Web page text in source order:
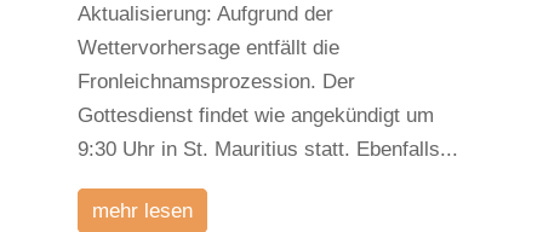
Aktualisierung: Aufgrund der
Wettervorhersage entfällt die
Fronleichnamsprozession. Der
Gottesdienst findet wie angekündigt um
9:30 Uhr in St. Mauritius statt. Ebenfalls...
mehr lesen